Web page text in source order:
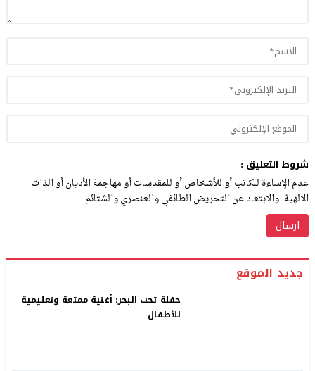
شروط التعليق :
عدم الإساءة للكاتب أو للأشخاص أو للمقدسات أو مهاجمة الأديان أو الذات
الالهية. والابتعاد عن التحريض الطائفي والعنصري والشتائم.
جديد الموقع
حفلة تحت البحر: أغنية ممتعة وتعليمية
للأطفال